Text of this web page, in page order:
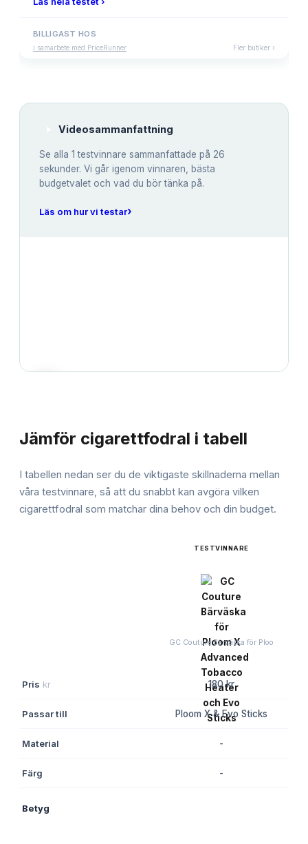
BILLIGAST HOS
i samarbete med PriceRunner Fler butiker ›
Videosammanfattning
Se alla 1 testvinnare sammanfattade på 26
sekunder. Vi går igenom vinnaren, bästa
budgetvalet och vad du bör tänka på.
Läs om hur vi testar›
Jämför cigarettfodral i tabell
I tabellen nedan ser du de viktigaste skillnaderna mellan
våra testvinnare, så att du snabbt kan avgöra vilken
cigarettfodral som matchar dina behov och din budget.
TESTVINNARE
GC Couture Bärväska för Ploo
Pris kr 180 kr
Passar till Ploom X & Evo Sticks
Material -
Färg -
Betyg